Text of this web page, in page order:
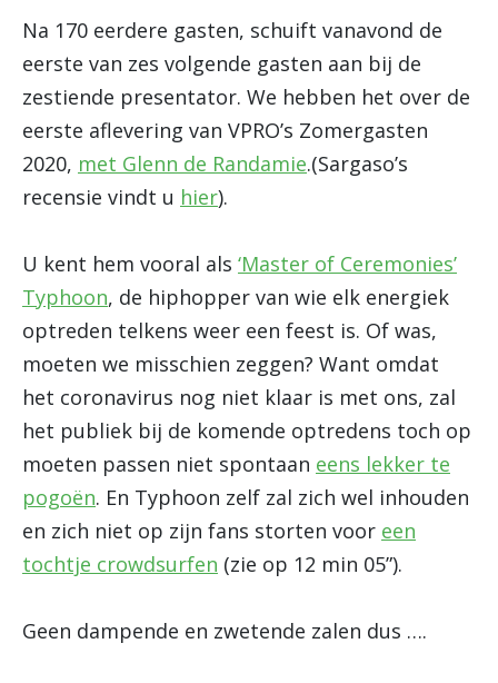
Na 170 eerdere gasten, schuift vanavond de
eerste van zes volgende gasten aan bij de
zestiende presentator. We hebben het over de
eerste aflevering van VPRO’s Zomergasten
2020, met Glenn de Randamie.(Sargaso’s
recensie vindt u hier).
U kent hem vooral als ‘Master of Ceremonies’
Typhoon, de hiphopper van wie elk energiek
optreden telkens weer een feest is. Of was,
moeten we misschien zeggen? Want omdat
het coronavirus nog niet klaar is met ons, zal
het publiek bij de komende optredens toch op
moeten passen niet spontaan eens lekker te
pogoën. En Typhoon zelf zal zich wel inhouden
en zich niet op zijn fans storten voor een
tochtje crowdsurfen (zie op 12 min 05”).
Geen dampende en zwetende zalen dus ….